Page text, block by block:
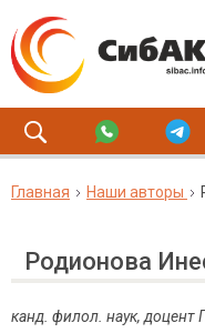
Главная Наши авторы
Родионова
канд. филол. наук, доцент